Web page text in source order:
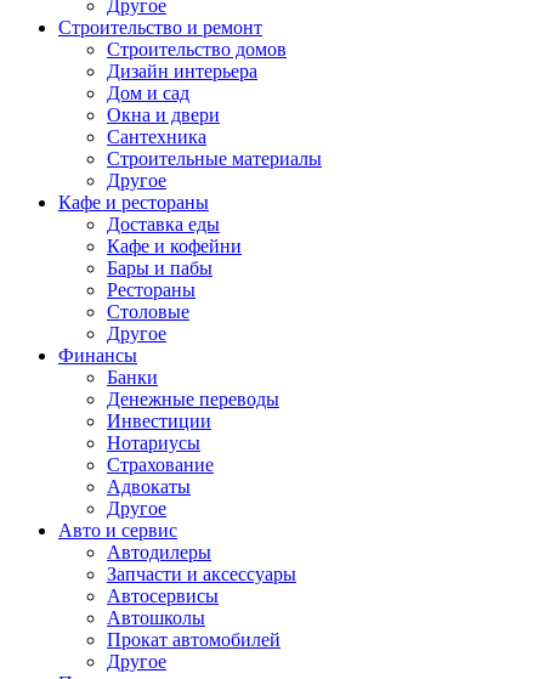
Другое
Строительство и ремонт
Строительство домов
Дизайн интерьера
Дом и сад
Окна и двери
Сантехника
Строительные материалы
Другое
Кафе и рестораны
Доставка еды
Кафе и кофейни
Бары и пабы
Рестораны
Столовые
Другое
Финансы
Банки
Денежные переводы
Инвестиции
Нотариусы
Страхование
Адвокаты
Другое
Авто и сервис
Автодилеры
Запчасти и аксессуары
Автосервисы
Автошколы
Прокат автомобилей
Другое